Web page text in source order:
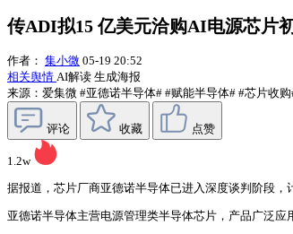
传ADI拟15 亿美元洽购AI电源芯片
作者： 集小微 05-19 20:52
相关舆情 AI解读 生成海报
来源：爱集微 #亚德诺半导体# #赋能半导体# #芯片收
评论 收藏 点赞
1.2w
据报道，芯片厂商亚德诺半导体已进入深度谈判阶段
亚德诺半导体主营电源管理类半导体芯片，产品广泛